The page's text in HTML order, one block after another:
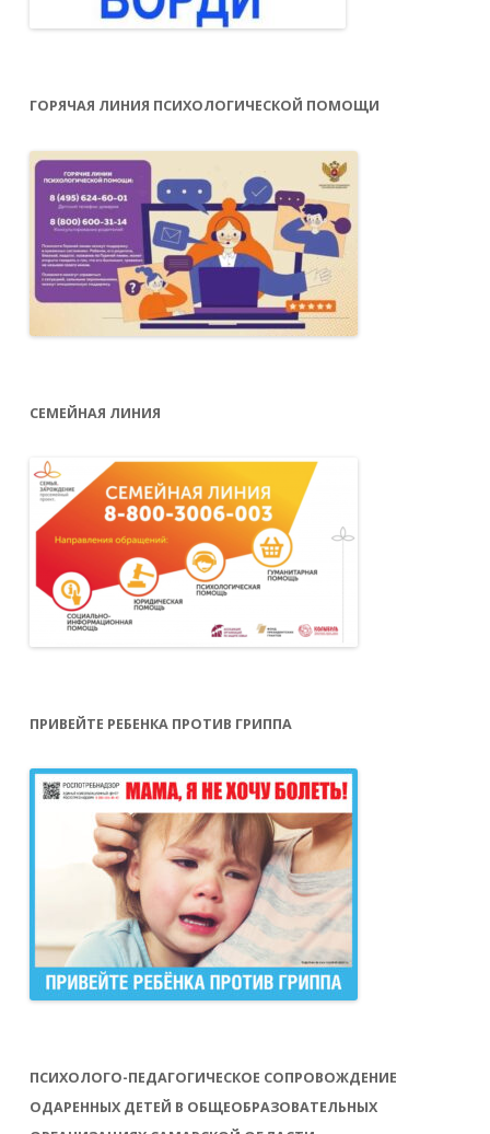
ГОРЯЧАЯ ЛИНИЯ ПСИХОЛОГИЧЕСКОЙ ПОМОЩИ
СЕМЕЙНАЯ ЛИНИЯ
ПРИВЕЙТЕ РЕБЕНКА ПРОТИВ ГРИППА
ПСИХОЛОГО-ПЕДАГОГИЧЕСКОЕ СОПРОВОЖДЕНИЕ
ОДАРЕННЫХ ДЕТЕЙ В ОБЩЕОБРАЗОВАТЕЛЬНЫХ